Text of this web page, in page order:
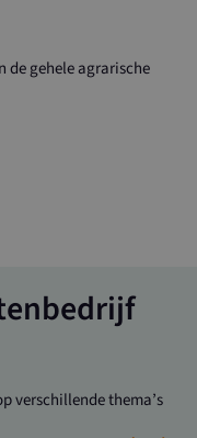
de gehele agrarische
verschillende thema’s